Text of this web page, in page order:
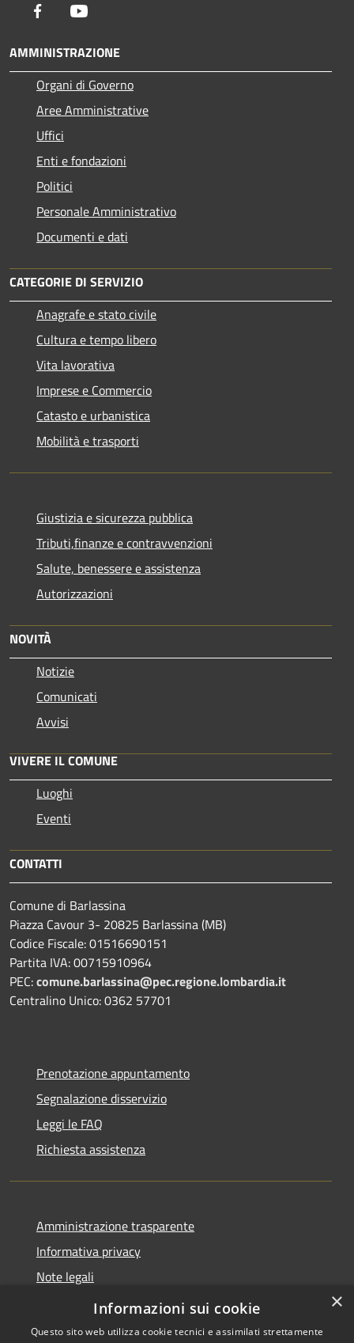
Facebook
AMMINISTRAZIONE
Organi di Governo
Aree Amministrative
Uffici
Enti e fondazioni
Politici
Personale Amministrativo
Documenti e dati
CATEGORIE DI SERVIZIO
Anagrafe e stato civile
Cultura e tempo libero
Vita lavorativa
Imprese e Commercio
Catasto e urbanistica
Mobilità e trasporti
Giustizia e sicurezza pubblica
Tributi,finanze e contravvenzioni
Salute, benessere e assistenza
Autorizzazioni
NOVITÀ
Notizie
Comunicati
Avvisi
VIVERE IL COMUNE
Luoghi
Eventi
CONTATTI
Comune di Barlassina
Piazza Cavour 3- 20825 Barlassina (MB)
Codice Fiscale: 01516690151
Partita IVA: 00715910964
PEC:comune.barlassina@pec.regione.lombardia.it
Centralino Unico: 0362 57701
Prenotazione appuntamento
Segnalazione disservizio
Leggi le FAQ
Richiesta assistenza
Amministrazione trasparente
Informativa privacy
Note legali
Dichiarazione di accessibilità
×
Informazioni sui cookie
Questo sito web utilizza cookie tecnici e assimilati strettamente